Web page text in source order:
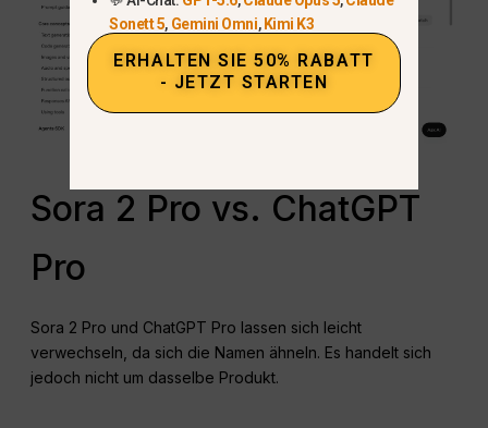
Sora 2 Pro vs. ChatGPT
Pro
Sora 2 Pro und ChatGPT Pro lassen sich leicht
verwechseln, da sich die Namen ähneln. Es handelt sich
jedoch nicht um dasselbe Produkt.
Sonett 5, Gemini Omni,Kimi K3
ERHALTEN SIE 50% RABATT
- JETZT STARTEN